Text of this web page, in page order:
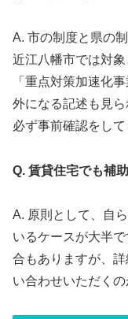
A. 市の制度と県の
近江八幡市では対
「重点対策加速化
外になる記述も見
必ず事前確認をして
Q. 賃貸住宅でも補
A. 原則として、自
いるケースが大半
合もありますが、
い合わせいただくの